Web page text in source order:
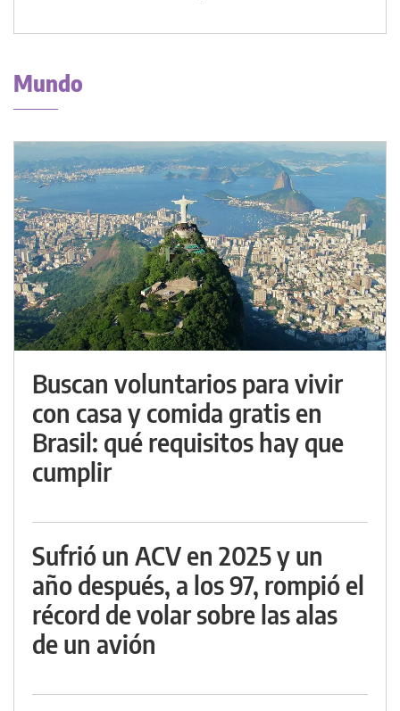
Mundo
Buscan voluntarios para vivir
con casa y comida gratis en
Brasil: qué requisitos hay que
cumplir
Sufrió un ACV en 2025 y un
año después, a los 97, rompió el
récord de volar sobre las alas
de un avión